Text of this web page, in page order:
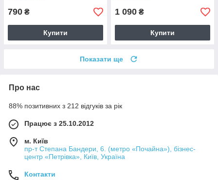
790 ₴
Купити
1 090 ₴
Купити
Показати ще
Про нас
88% позитивних з 212 відгуків за рік
Працює з 25.10.2012
м. Київ
пр-т Степана Бандери, 6. (метро «Почайна»), бізнес-
центр «Петрівка», Київ, Україна
Контакти